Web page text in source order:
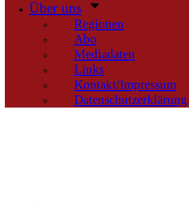
Über uns
Regionen
Abo
Mediadaten
Links
Kontakt/Impressum
Datenschutzerklärung